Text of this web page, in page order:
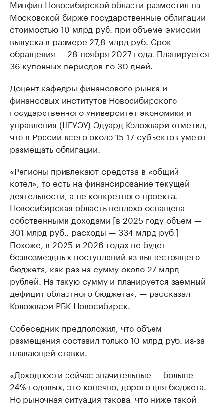
Минфин Новосибирской области разместил на
Московской бирже государственные облигации
стоимостью 10 млрд руб. при объеме эмиссии
выпуска в размере 27,8 млрд руб. Срок
обращения — 28 ноября 2027 года. Планируется
36 купонных периодов по 30 дней.
Доцент кафедры финансового рынка и
финансовых институтов Новосибирского
государственного университет экономики и
управления (НГУЭУ) Эдуард Коложвари отметил,
что в России всего около 15-17 субъектов умеют
размещать облигации.
«Регионы привлекают средства в «общий
котел», то есть на финансирование текущей
деятельности, а не конкретного проекта.
Новосибирская область неплохо оснащена
собственными доходами [в 2025 году объем —
301 млрд руб., расходы — 334 млрд руб.]
Похоже, в 2025 и 2026 годах не будет
безвозмездных поступлений из вышестоящего
бюджета, как раз на сумму около 27 млрд
рублей. На такую сумму и планируется заемный
дефицит областного бюджета», — рассказал
Коложвари РБК Новосибирск.
Собеседник предположил, что объем
размещения составил только 10 млрд руб. из-за
плавающей ставки.
«Доходности сейчас значительные — больше
24% годовых, это конечно, дорого для бюджета.
Но рыночная ситуация такова, что ниже такой